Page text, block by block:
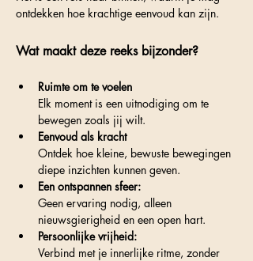
ontdekken hoe krachtige eenvoud kan zijn.
Wat maakt deze reeks bijzonder?
Ruimte om te voelen
Elk moment is een uitnodiging om te
bewegen zoals jij wilt.
Eenvoud als kracht
Ontdek hoe kleine, bewuste bewegingen
diepe inzichten kunnen geven.
Een ontspannen sfeer:
Geen ervaring nodig, alleen
nieuwsgierigheid en een open hart.
Persoonlijke vrijheid:
Verbind met je innerlijke ritme, zonder